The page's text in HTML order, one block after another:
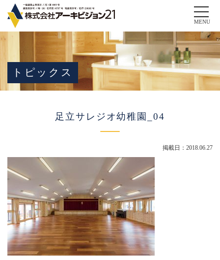
Toggle
MENU
トピックス
足立サレジオ幼稚園_04
掲載日：2018.06.27